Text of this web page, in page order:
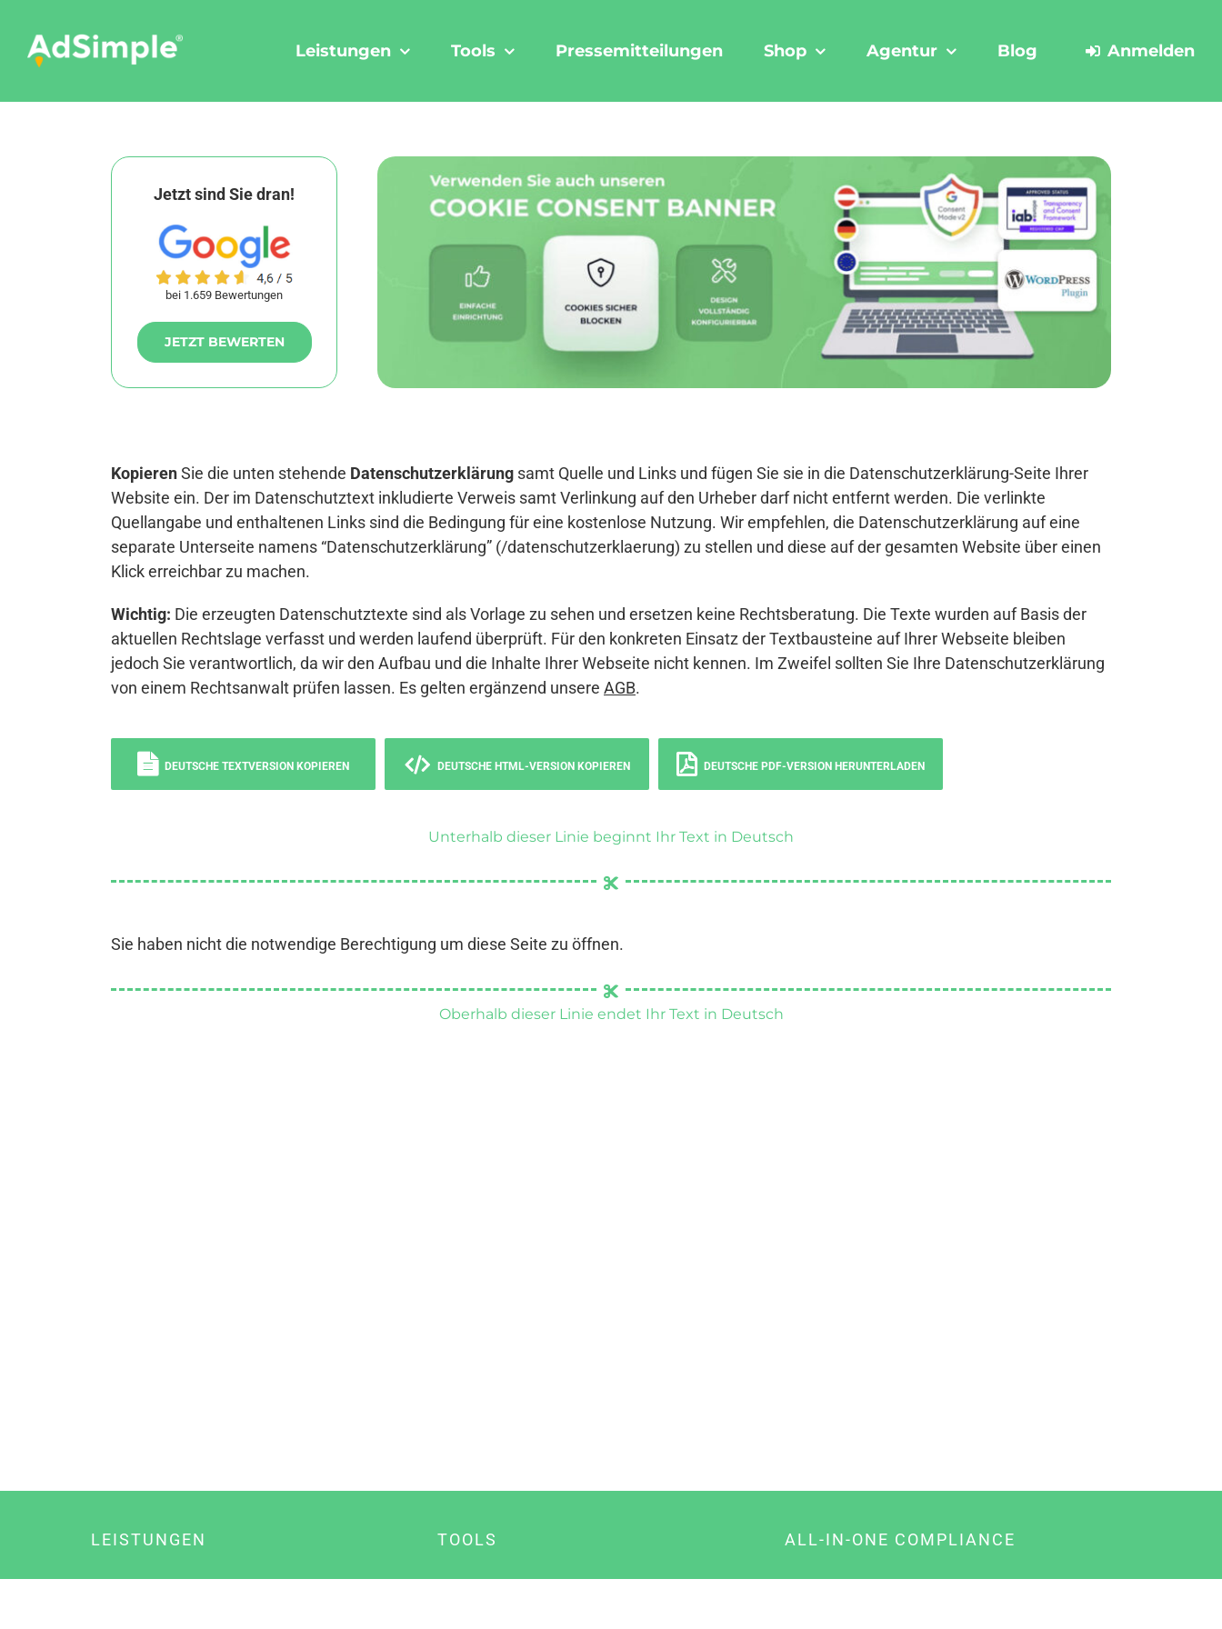
content
Leistungen Tools Pressemitteilungen Shop Agentur Blog Anmelden
Jetzt sind Sie dran!
bei 1.659 Bewertungen
JETZT BEWERTEN
KopierenSie die unten stehende Datenschutzerklärung samt Quelle und Links und fügen Sie sie in die Datenschutzerklärung-Seite Ihrer
Website ein. Der im Datenschutztext inkludierte Verweis samt Verlinkung auf den Urheber darf nicht entfernt werden. Die verlinkte
Quellangabe und enthaltenen Links sind die Bedingung für eine kostenlose Nutzung. Wir empfehlen, die Datenschutzerklärung auf eine
separate Unterseite namens “Datenschutzerklärung” (/datenschutzerklaerung) zu stellen und diese auf der gesamten Website über einen
Klick erreichbar zu machen.
Wichtig: Die erzeugten Datenschutztexte sind als Vorlage zu sehen und ersetzen keine Rechtsberatung. Die Texte wurden auf Basis der
aktuellen Rechtslage verfasst und werden laufend überprüft. Für den konkreten Einsatz der Textbausteine auf Ihrer Webseite bleiben
jedoch Sie verantwortlich, da wir den Aufbau und die Inhalte Ihrer Webseite nicht kennen. Im Zweifel sollten Sie Ihre Datenschutzerklärung
von einem Rechtsanwalt prüfen lassen. Es gelten ergänzend unsere AGB.
DEUTSCHE TEXTVERSION KOPIEREN DEUTSCHE HTML-VERSION KOPIEREN DEUTSCHE PDF-VERSION HERUNTERLADEN
Unterhalb dieser Linie beginnt Ihr Text in Deutsch
Sie haben nicht die notwendige Berechtigung um diese Seite zu öffnen.
Oberhalb dieser Linie endet Ihr Text in Deutsch
LEISTUNGEN TOOLS ALL-IN-ONE COMPLIANCE